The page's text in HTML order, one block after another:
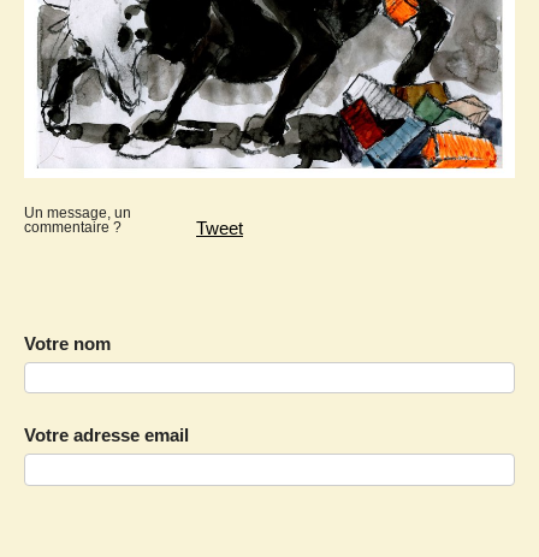
Tweet
Un message, un
commentaire ?
Votre nom
Votre adresse email